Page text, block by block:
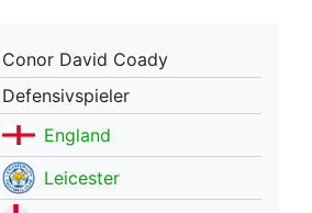
Conor David Coady
Defensivspieler
England
Leicester